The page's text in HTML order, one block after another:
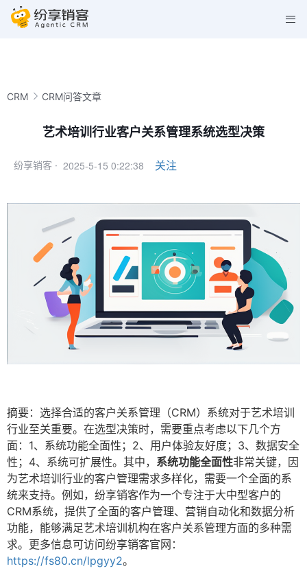
CRM CRM问答文章
艺术培训行业客户关系管理系统选型决策
纷享销客 · 2025-5-15 0:22:38 关注
摘要：选择合适的客户关系管理（CRM）系统对于艺术培训
行业至关重要。在选型决策时，需要重点考虑以下几个方
面：1、系统功能全面性；2、用户体验友好度；3、数据安全
性；4、系统可扩展性。其中， 系统功能全面性非常关键，因
为艺术培训行业的客户管理需求多样化，需要一个全面的系
统来支持。例如，纷享销客作为一个专注于大中型客户的
CRM系统，提供了全面的客户管理、营销自动化和数据分析
功能，能够满足艺术培训机构在客户关系管理方面的多种需
求。更多信息可访问纷享销客官网：
https://fs80.cn/lpgyy2。